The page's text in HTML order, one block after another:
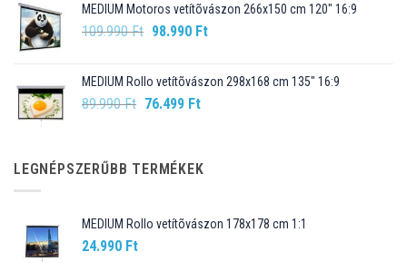
99.990 Ft.89.990 Ft.
MEDIUM Motoros vetítõvászon 266x150 cm 120" 16:9
109.990Ft Original
109.990 Ft.
98.990 FtCurrent
98.990 Ft.
MEDIUM Rollo vetítõvászon 298x168 cm 135" 16:9
89.990Ft Original
89.990 Ft.
76.499 FtCurrent
76.499 Ft.
LEGNÉPSZERŰBB TERMÉKEK
MEDIUM Rollo vetítõvászon 178x178 cm 1:1
24.990 Ft